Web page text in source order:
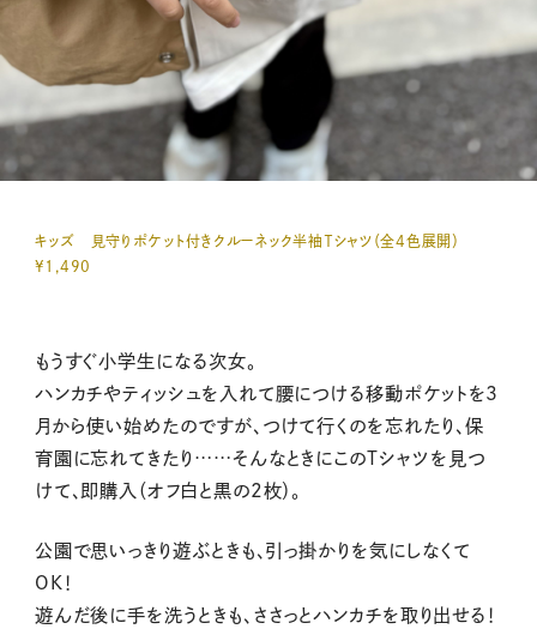
キッズ 見守りポケット付きクルーネック半袖Ｔシャツ（全4色展開）
¥1,490
もうすぐ小学生になる次女。
ハンカチやティッシュを入れて腰につける移動ポケットを3
月から使い始めたのですが、つけて行くのを忘れたり、保
育園に忘れてきたり……そんなときにこのTシャツを見つ
けて、即購入（オフ白と黒の2枚）。
公園で思いっきり遊ぶときも、引っ掛かりを気にしなくて
OK！
遊んだ後に手を洗うときも、ささっとハンカチを取り出せる！